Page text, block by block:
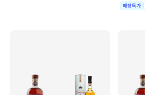
매장특가